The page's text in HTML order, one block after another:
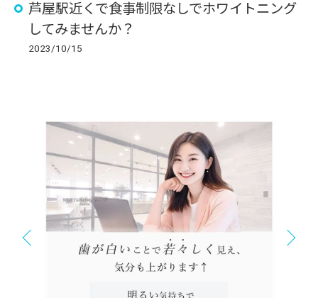
芦屋駅近くで食事制限なしでホワイトニング
してみませんか？
2023/10/15